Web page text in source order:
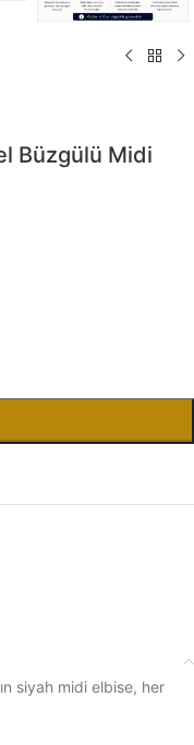
Büzgülü Midi
siyah midi elbise, her